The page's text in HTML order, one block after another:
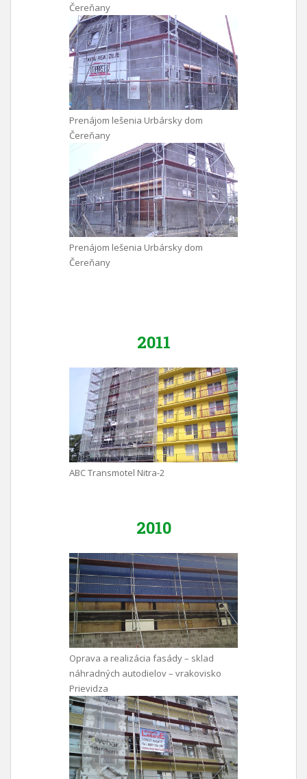
Čereňany
Prenájom lešenia Urbársky dom
Čereňany
Prenájom lešenia Urbársky dom
Čereňany
2011
ABC Transmotel Nitra-2
2010
Oprava a realizácia fasády – sklad
náhradných autodielov – vrakovisko
Prievidza